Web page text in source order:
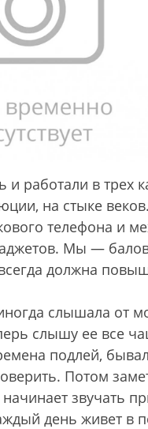
и работали в трех
на стыке
телефона
Мы —
должна
слышала от
слышу ее все
подлей,
Потом
звучать
день живет в